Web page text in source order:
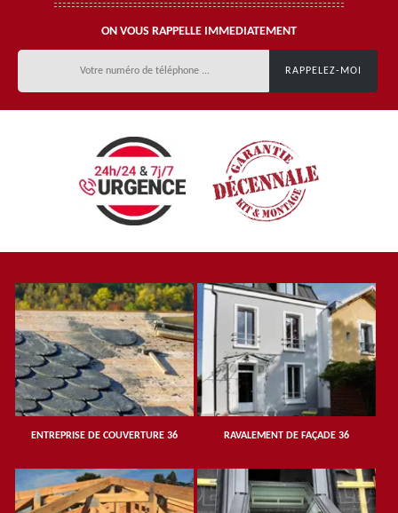
ON VOUS RAPPELLE IMMEDIATEMENT
ENTREPRISE DE COUVERTURE 36 RAVALEMENT DE FAÇADE 36